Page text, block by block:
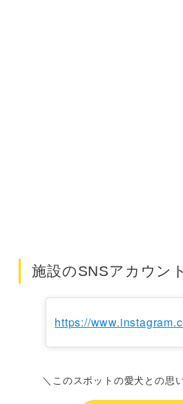
施設のSNSアカウン
https://
＼このスポットの愛犬との思